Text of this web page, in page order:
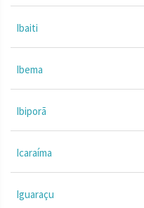
Ibaiti
Ibema
Ibiporã
Icaraíma
Iguaraçu